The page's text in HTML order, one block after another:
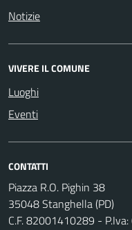
Notizie
VIVERE IL COMUNE
Luoghi
Eventi
CONTATTI
Piazza R.O. Pighin 38
35048 Stanghella (PD)
C.F. 82001410289 -